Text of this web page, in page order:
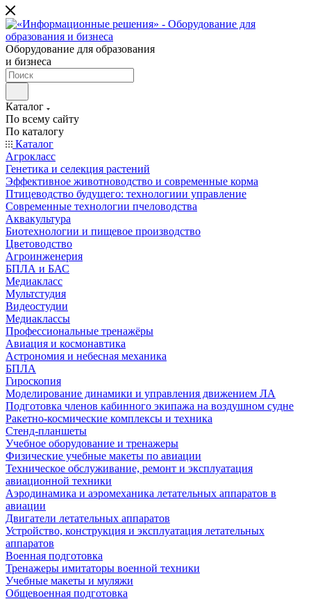
Оборудование для образования
и бизнеса
Каталог
По всему сайту
По каталогу
Каталог
Агрокласс
Генетика и селекция растений
Эффективное животноводство и современные корма
Птицеводство будущего: технологиии управление
Современные технологии пчеловодства
Аквакультура
Биотехнологии и пищевое производство
Цветоводство
Агроинженерия
БПЛА и БАС
Медиакласс
Мультстудия
Видеостудии
Медиаклассы
Профессиональные тренажёры
Авиация и космонавтика
Астрономия и небесная механика
БПЛА
Гироскопия
Моделирование динамики и управления движением ЛА
Подготовка членов кабинного экипажа на воздушном судне
Ракетно-космические комплексы и техника
Стенд-планшеты
Учебное оборудование и тренажеры
Физические учебные макеты по авиации
Техническое обслуживание, ремонт и эксплуатация
авиационной техники
Аэродинамика и аэромеханика летательных аппаратов в
авиации
Двигатели летательных аппаратов
Устройство, конструкция и эксплуатация летательных
аппаратов
Военная подготовка
Тренажеры имитаторы военной техники
Учебные макеты и муляжи
Общевоенная подготовка